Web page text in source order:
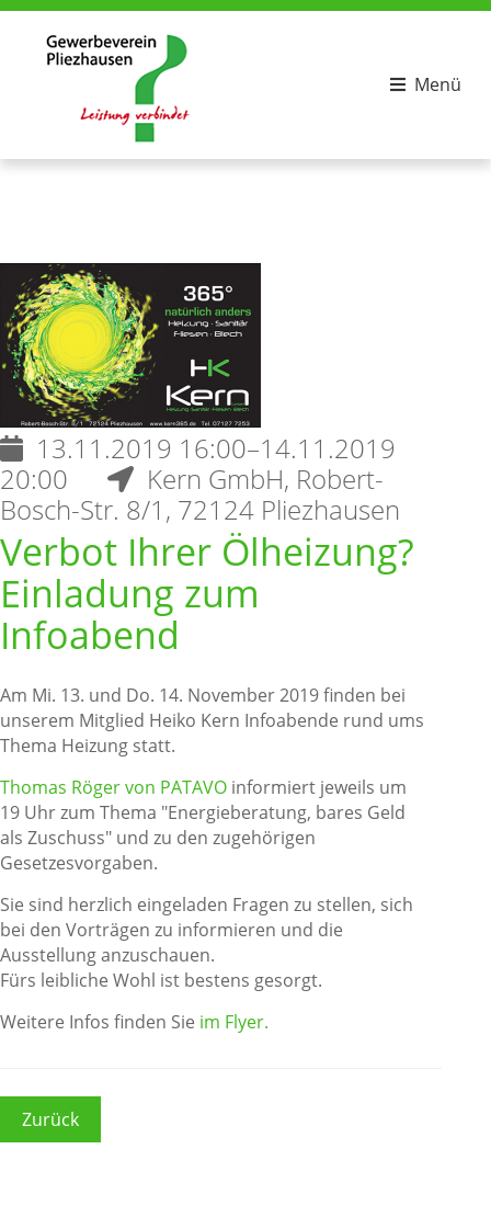
Menü
13.11.2019 16:00–14.11.2019
20:00
Kern GmbH, Robert-
Bosch-Str. 8/1, 72124 Pliezhausen
Verbot Ihrer Ölheizung?
Einladung zum
Infoabend
Am Mi. 13. und Do. 14. November 2019 finden bei
unserem Mitglied Heiko Kern Infoabende rund ums
Thema Heizung statt.
Thomas Röger von PATAVO informiert jeweils um
19 Uhr zum Thema "Energieberatung, bares Geld
als Zuschuss" und zu den zugehörigen
Gesetzesvorgaben.
Sie sind herzlich eingeladen Fragen zu stellen, sich
bei den Vorträgen zu informieren und die
Ausstellung anzuschauen.
Fürs leibliche Wohl ist bestens gesorgt.
Weitere Infos finden Sie im Flyer.
Zurück